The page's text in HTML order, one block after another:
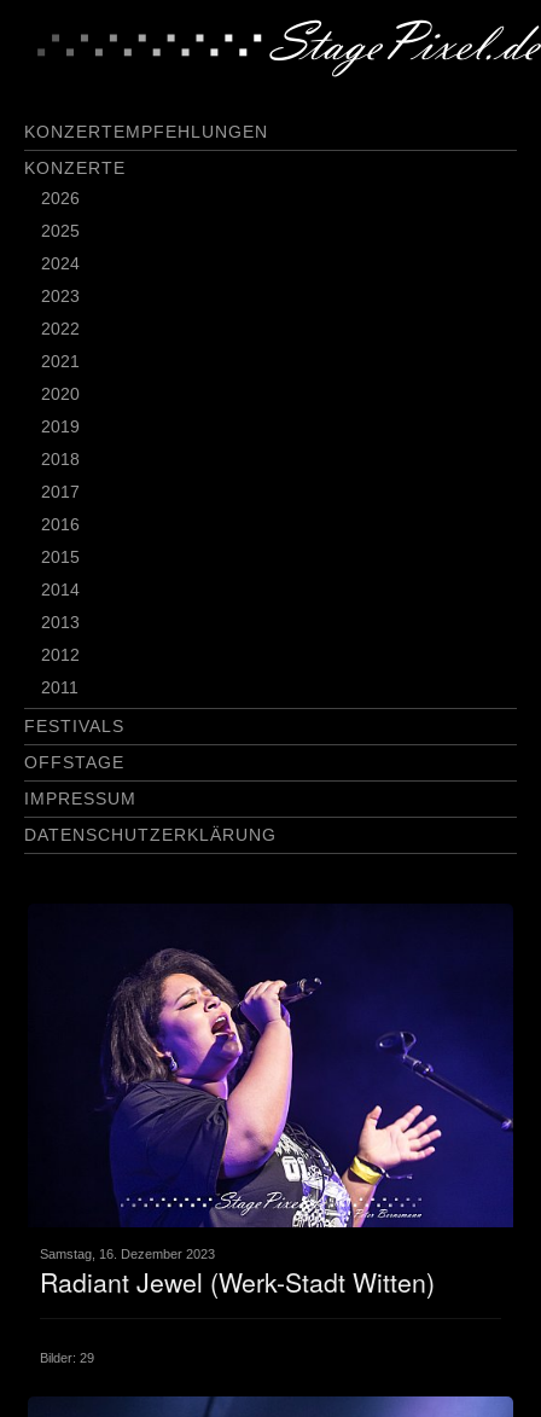
KONZERTEMPFEHLUNGEN
KONZERTE
2026
2025
2024
2023
2022
2021
2020
2019
2018
2017
2016
2015
2014
2013
2012
2011
FESTIVALS
OFFSTAGE
IMPRESSUM
DATENSCHUTZERKLÄRUNG
Samstag, 16. Dezember 2023
Radiant Jewel (Werk-Stadt Witten)
Bilder: 29